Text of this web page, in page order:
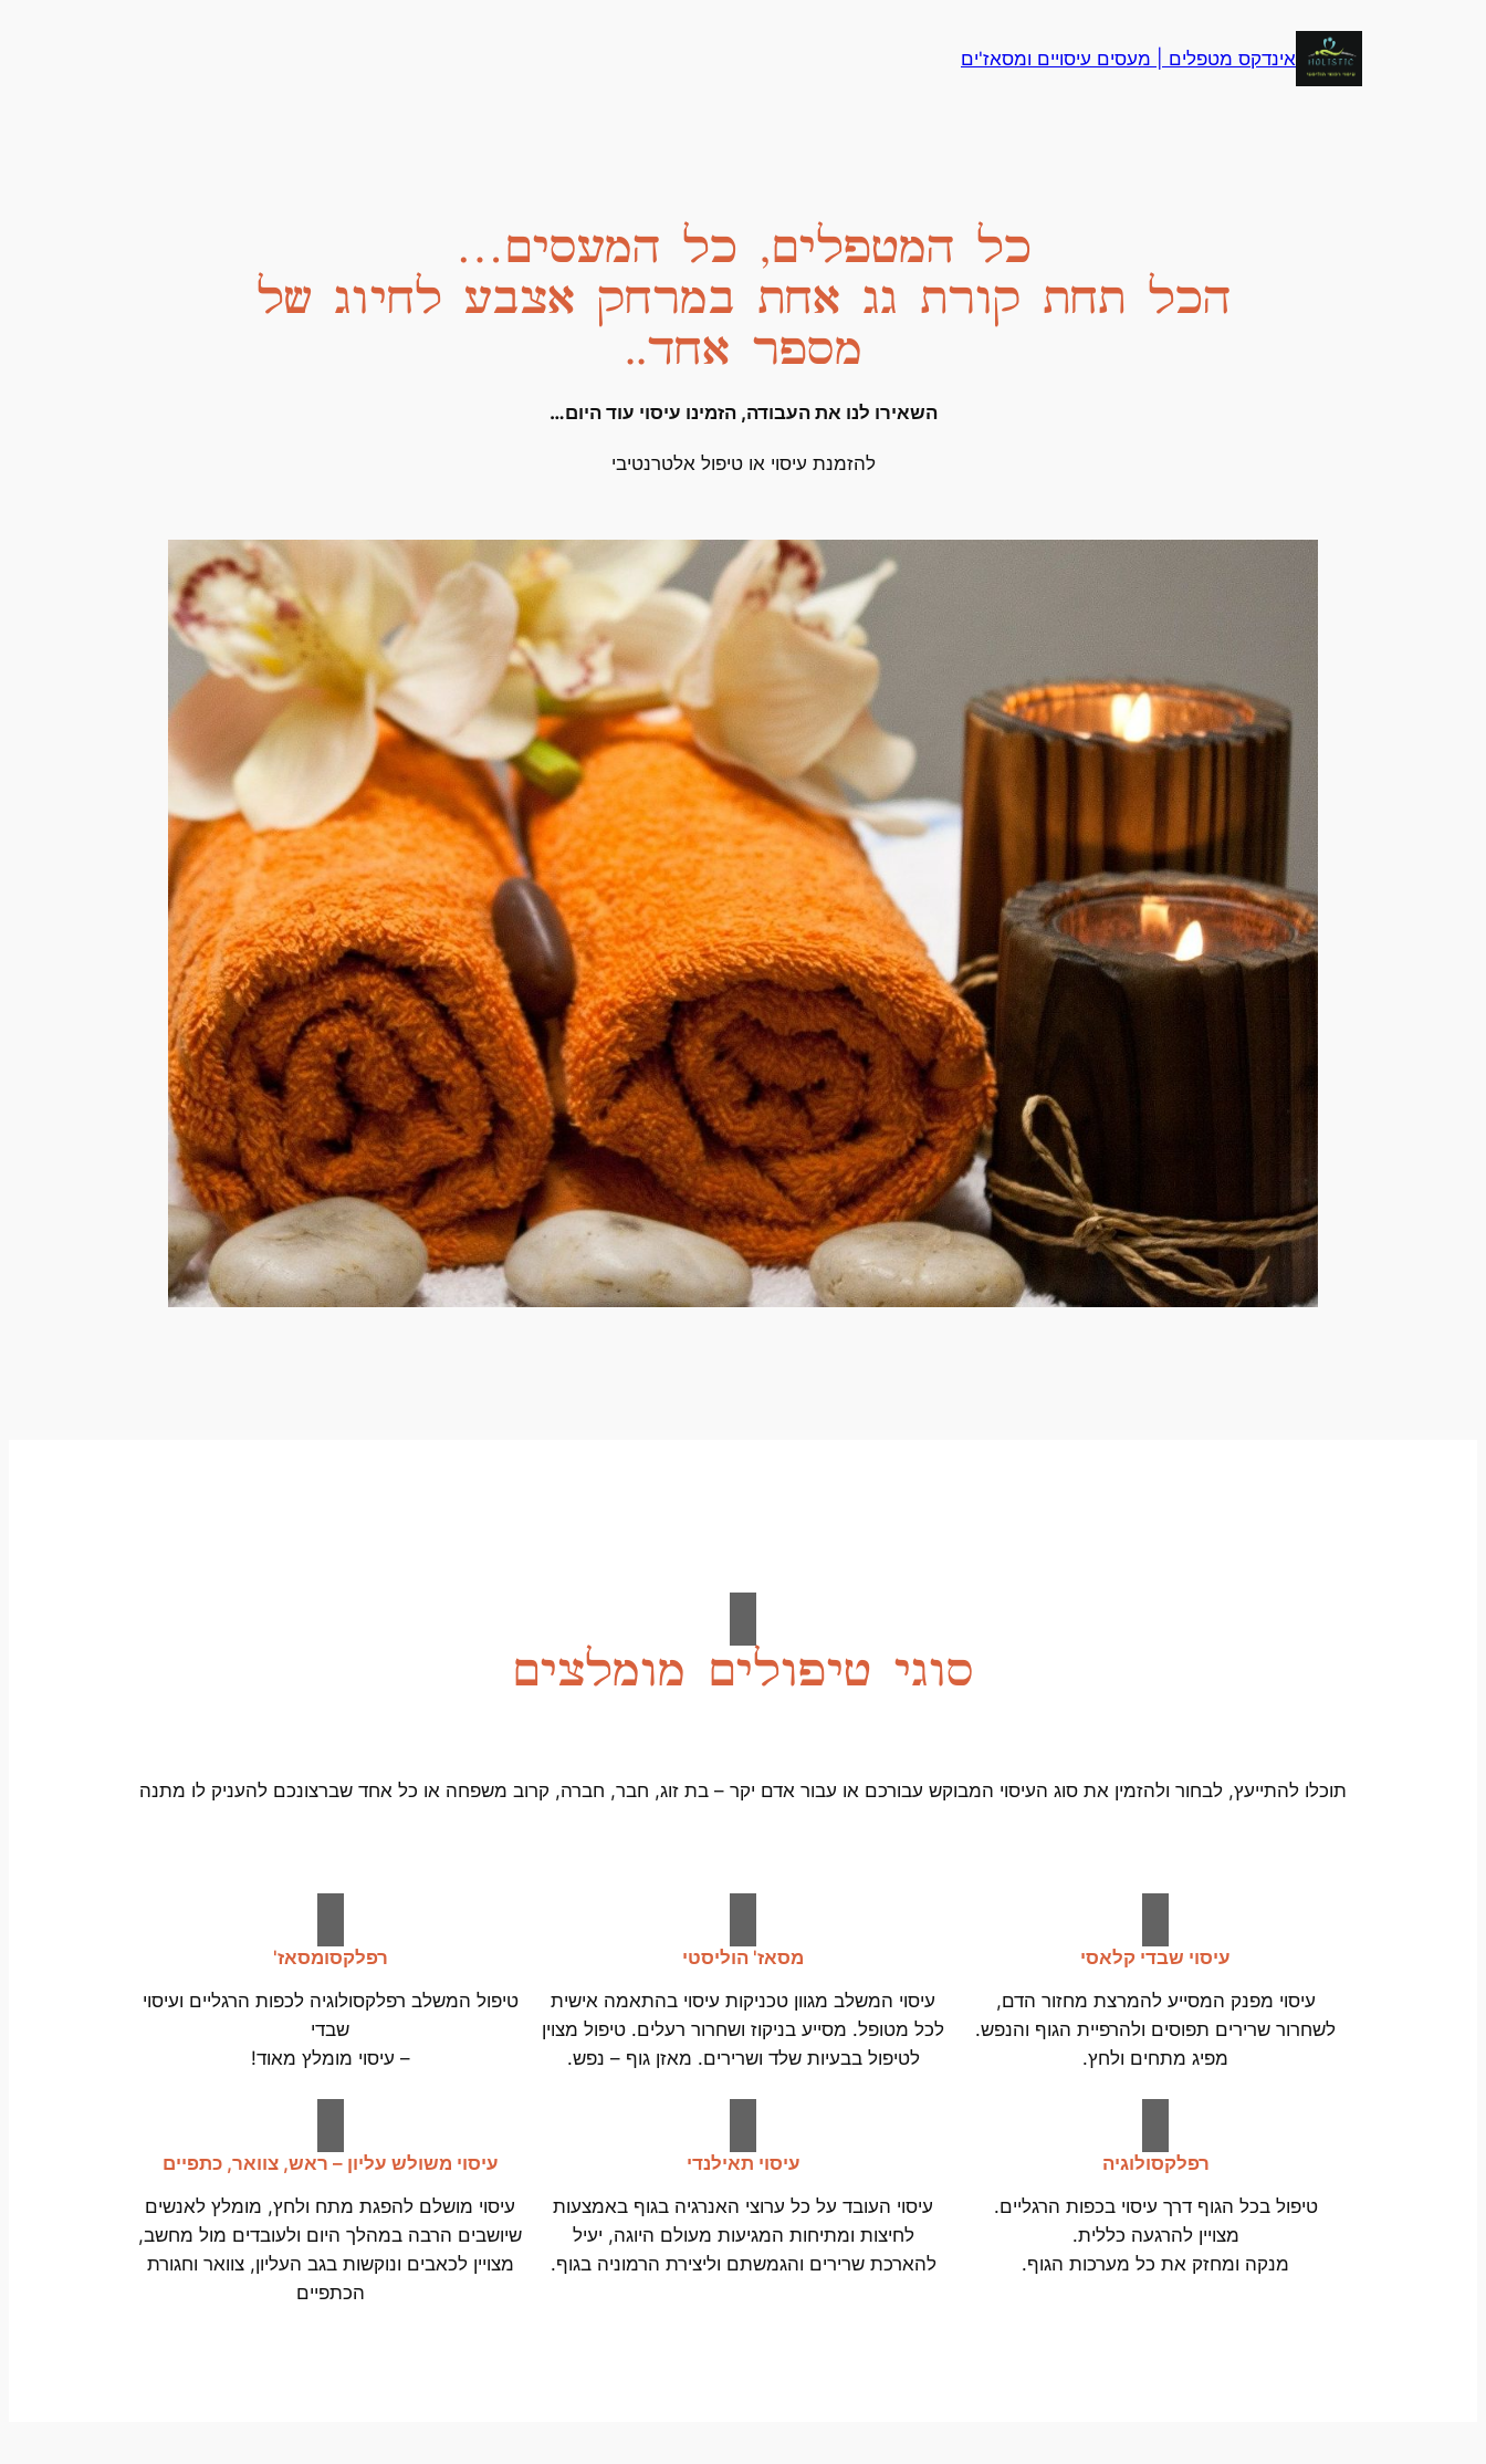
אינדקס מטפלים | מעסים עיסויים ומסאז'ים
כל המטפלים, כל המעסים…
הכל תחת קורת גג אחת במרחק אצבע לחיוג של
מספר אחד..
השאירו לנו את העבודה, הזמינו עיסוי עוד היום…
להזמנת עיסוי או טיפול אלטרנטיבי
סוגי טיפולים מומלצים
תוכלו להתייעץ, לבחור ולהזמין את סוג העיסוי המבוקש עבורכם או עבור אדם יקר – בת זוג, חבר, חברה, קרוב משפחה או כל אחד שברצונכם להעניק לו מתנה
עיסוי שבדי קלאסי
עיסוי מפנק המסייע להמרצת מחזור הדם,
לשחרור שרירים תפוסים ולהרפיית הגוף והנפש.
מפיג מתחים ולחץ.
מסאז' הוליסטי
עיסוי המשלב מגוון טכניקות עיסוי בהתאמה אישית
לכל מטופל. מסייע בניקוז ושחרור רעלים. טיפול מצוין
לטיפול בבעיות שלד ושרירים. מאזן גוף – נפש.
רפלקסומסאז'
טיפול המשלב רפלקסולוגיה לכפות הרגליים ועיסוי
שבדי
– עיסוי מומלץ מאוד!
רפלקסולוגיה
טיפול בכל הגוף דרך עיסוי בכפות הרגליים.
מצויין להרגעה כללית.
מנקה ומחזק את כל מערכות הגוף.
עיסוי תאילנדי
עיסוי העובד על כל ערוצי האנרגיה בגוף באמצעות
לחיצות ומתיחות המגיעות מעולם היוגה, יעיל
להארכת שרירים והגמשתם וליצירת הרמוניה בגוף.
עיסוי משולש עליון – ראש, צוואר, כתפיים
עיסוי מושלם להפגת מתח ולחץ, מומלץ לאנשים
שיושבים הרבה במהלך היום ולעובדים מול מחשב,
מצויין לכאבים ונוקשות בגב העליון, צוואר וחגורת
הכתפיים